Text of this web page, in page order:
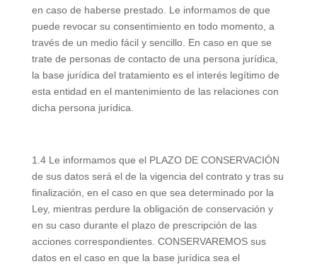
en caso de haberse prestado. Le informamos de que
puede revocar su consentimiento en todo momento, a
través de un medio fácil y sencillo. En caso en que se
trate de personas de contacto de una persona jurídica,
la base jurídica del tratamiento es el interés legítimo de
esta entidad en el mantenimiento de las relaciones con
dicha persona jurídica.
1.4 Le informamos que el PLAZO DE CONSERVACIÓN
de sus datos será el de la vigencia del contrato y tras su
finalización, en el caso en que sea determinado por la
Ley, mientras perdure la obligación de conservación y
en su caso durante el plazo de prescripción de las
acciones correspondientes. CONSERVAREMOS sus
datos en el caso en que la base jurídica sea el